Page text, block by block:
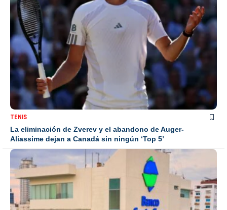
TENIS
La eliminación de Zverev y el abandono de Auger-
Aliassime dejan a Canadá sin ningún ‘Top 5’